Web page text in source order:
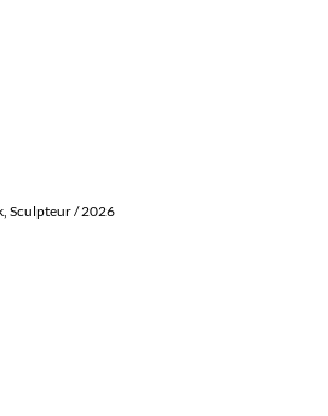
Sculpteur / 2026